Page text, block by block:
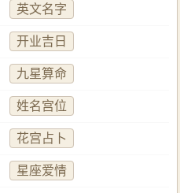
英文名字
开业吉日
九星算命
姓名宫位
花宫占卜
星座爱情